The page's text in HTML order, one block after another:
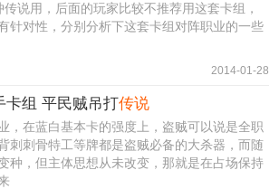
说用，后面的玩家比较不推荐用这套卡组，
针对性，分别分析下这套卡组对阵职业的一些
2014-01-28
卡组 平民贼吊打传说
，在蓝白基本卡的强度上，盗贼可以说是全职
刺刺骨特工等牌都是盗贼必备的大杀器，而随
种，但主体思想从未改变，那就是在占场保持